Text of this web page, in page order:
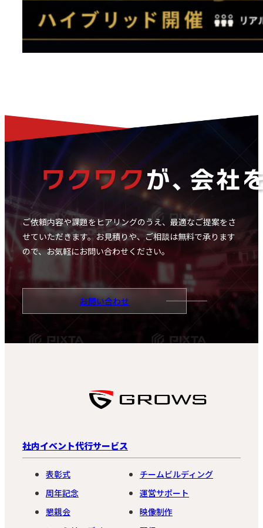
ご依頼内容や課題をヒアリングのうえ、最適なご提案をさ
せていただきます。お見積りや、ご相談は無料で承ります
ので、お気軽にお問い合わせください。
お問い合わせ
社内イベント代行サービス
表彰式
周年記念
懇親会
チームビルディング
運営サポート
映像制作